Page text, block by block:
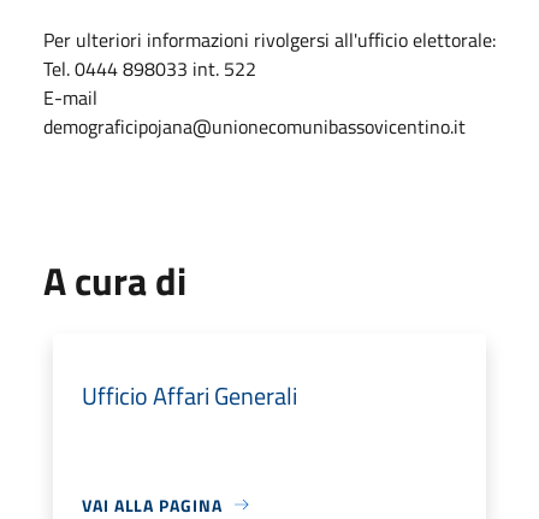
Per ulteriori informazioni rivolgersi all'ufficio elettorale:
Tel. 0444 898033 int. 522
E-mail
demograficipojana@unionecomunibassovicentino.it
A cura di
Ufficio Affari Generali
VAI ALLA PAGINA